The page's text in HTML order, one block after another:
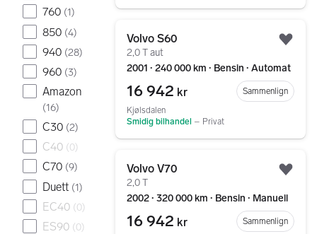
760 (1)
850 (4)
940 (28)
960 (3)
Amazon
(16)
C30 (2)
C40 (0)
C70 (9)
Duett (1)
EC40 (0)
ES90 (0)
Volvo S60
2,0 T aut
2001 ∙ 240 000 km ∙ Bensin ∙ Automat
16 942 kr
Sammenlign
Kjølsdalen
Smidig bilhandel – Privat
Volvo V70
2,0 T
2002 ∙ 320 000 km ∙ Bensin ∙ Manuell
16 942 kr
Sammenlign